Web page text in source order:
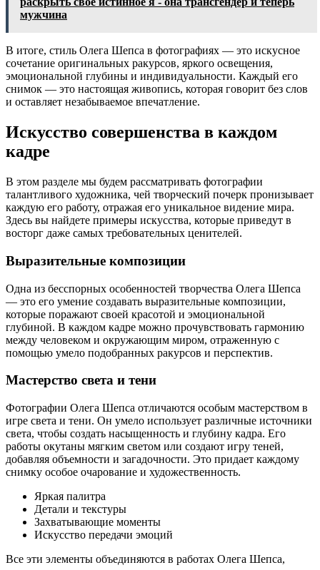
мужчина
В итоге, стиль Олега Шепса в фотографиях — это искусное
сочетание оригинальных ракурсов, яркого освещения,
эмоциональной глубины и индивидуальности. Каждый его
снимок — это настоящая живопись, которая говорит без слов
и оставляет незабываемое впечатление.
Искусство совершенства в каждом
кадре
В этом разделе мы будем рассматривать фотографии
талантливого художника, чей творческий почерк пронизывает
каждую его работу, отражая его уникальное видение мира.
Здесь вы найдете примеры искусства, которые приведут в
восторг даже самых требовательных ценителей.
Выразительные композиции
Одна из бесспорных особенностей творчества Олега Шепса
— это его умение создавать выразительные композиции,
которые поражают своей красотой и эмоциональной
глубиной. В каждом кадре можно прочувствовать гармонию
между человеком и окружающим миром, отраженную с
помощью умело подобранных ракурсов и перспектив.
Мастерство света и тени
Фотографии Олега Шепса отличаются особым мастерством в
игре света и тени. Он умело использует различные источники
света, чтобы создать насыщенность и глубину кадра. Его
работы окутаны мягким светом или создают игру теней,
добавляя объемности и загадочности. Это придает каждому
снимку особое очарование и художественность.
Яркая палитра
Детали и текстуры
Захватывающие моменты
Искусство передачи эмоций
Все эти элементы объединяются в работах Олега Шепса,